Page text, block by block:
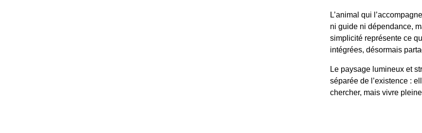
L’animal qui
ni guide ni dépendance,
simplicité représente ce
intégrées, désormais
Le paysage lumineux et
séparée de l’existence :
chercher, mais vivre